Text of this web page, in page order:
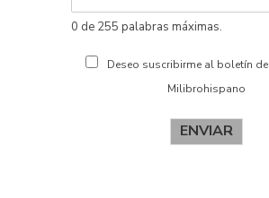
0 de 255 palabras máximas.
Deseo suscribirme al boletín
Milibrohispano
ENVIAR